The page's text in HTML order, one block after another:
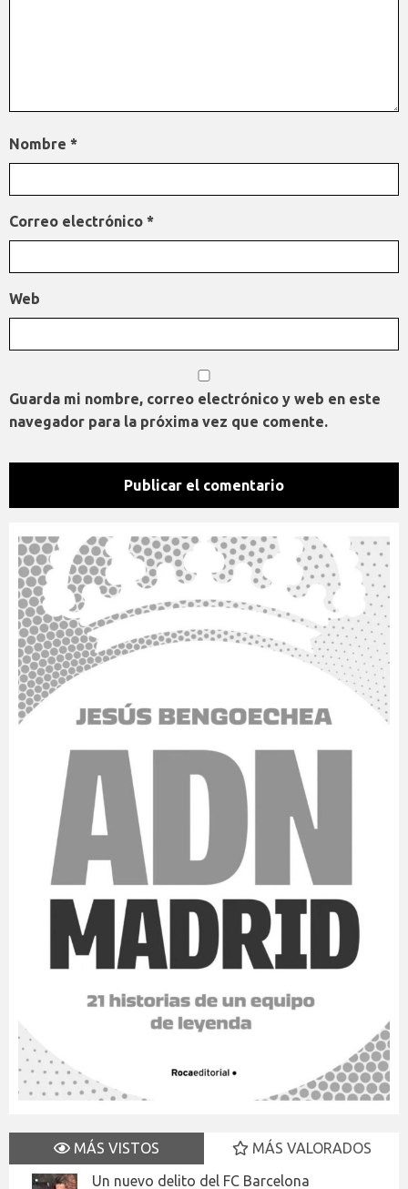
Nombre *
Correo electrónico *
Web
Guarda mi nombre, correo electrónico y web en este
navegador para la próxima vez que comente.
MÁS VISTOS
MÁS VALORADOS
Un nuevo delito del FC Barcelona